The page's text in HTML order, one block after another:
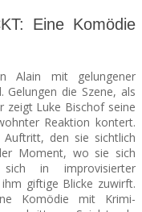
Eine Komödie
Alain mit gelungener
Gelungen die Szene, als
zeigt Luke Bischof seine
Reaktion kontert.
den sie sichtlich
Moment, wo sie sich
in improvisierter
giftige Blicke zuwirft.
Komödie mit Krimi-